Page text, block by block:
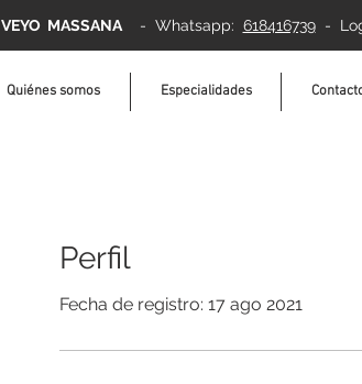
VEYO MASSANA- Whatsapp: 618416739-
Quiénes somos Especialidades
Perfil
Fecha de registro: 17 ago 2021